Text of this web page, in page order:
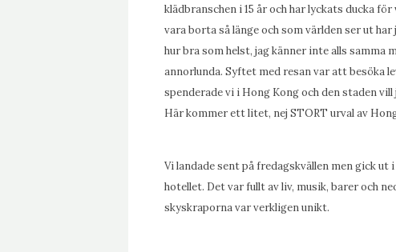
klädbranschen i 15 år och har lyckats ducka
vara borta så länge och som världen ser ut
hur bra som helst, jag känner inte alls
annorlunda. Syftet med resan var att besöka
spenderade vi i Hong Kong och den staden
Här kommer ett litet, nej STORT urval av
Vi landade sent på fredagskvällen men gick
hotellet. Det var fullt av liv, musik, barer och
skyskraporna var verkligen unikt.